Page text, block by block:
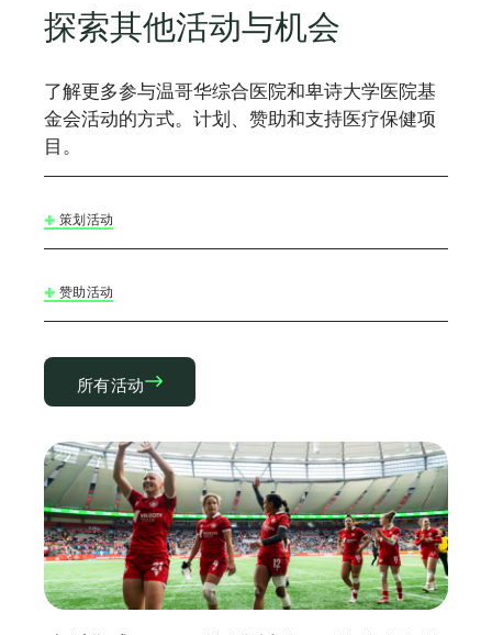
探索其他活动与机会
了解更多参与温哥华综合医院和卑诗大学医院基
金会活动的方式。计划、赞助和支持医疗保健项
目。
策划活动
赞助活动
所有活动